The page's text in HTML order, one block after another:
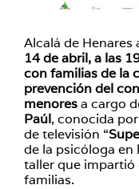
Alcalá de
14 de abril, a las
con familias de la
prevención del
menoresa cargo
Paúl, conocida
de televisión “
de la psicóloga en
taller que
familias.